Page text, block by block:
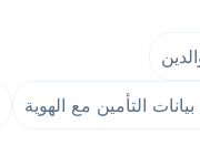
التأمين مع الهوية